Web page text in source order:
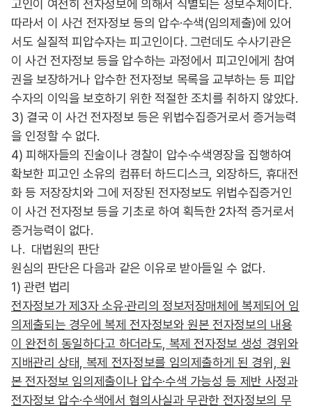
고인이 여전히 전자정보에 의해서 식별되는 정보주체이다.
따라서 이 사건 전자정보 등의 압수·수색(임의제출)에 있어
서도 실질적 피압수자는 피고인이다. 그런데도 수사기관은
이 사건 전자정보 등을 압수하는 과정에서 피고인에게 참여
권을 보장하거나 압수한 전자정보 목록을 교부하는 등 피압
수자의 이익을 보호하기 위한 적절한 조치를 취하지 않았다.
3) 결국 이 사건 전자정보 등은 위법수집증거로서 증거능력
을 인정할 수 없다.
4) 피해자들의 진술이나 경찰이 압수·수색영장을 집행하여
확보한 피고인 소유의 컴퓨터 하드디스크, 외장하드, 휴대전
화 등 저장장치와 그에 저장된 전자정보도 위법수집증거인
이 사건 전자정보 등을 기초로 하여 획득한 2차적 증거로서
증거능력이 없다.
나. 대법원의 판단
원심의 판단은 다음과 같은 이유로 받아들일 수 없다.
1) 관련 법리
전자정보가 제3자 소유·관리의 정보저장매체에 복제되어 임
의제출되는 경우에 복제 전자정보와 원본 전자정보의 내용
이 완전히 동일하다고 하더라도, 복제 전자정보 생성 경위와
지배관리 상태, 복제 전자정보를 임의제출하게 된 경위, 원
본 전자정보 임의제출이나 압수·수색 가능성 등 제반 사정과
전자정보 압수·수색에서 혐의사실과 무관한 전자정보의 무